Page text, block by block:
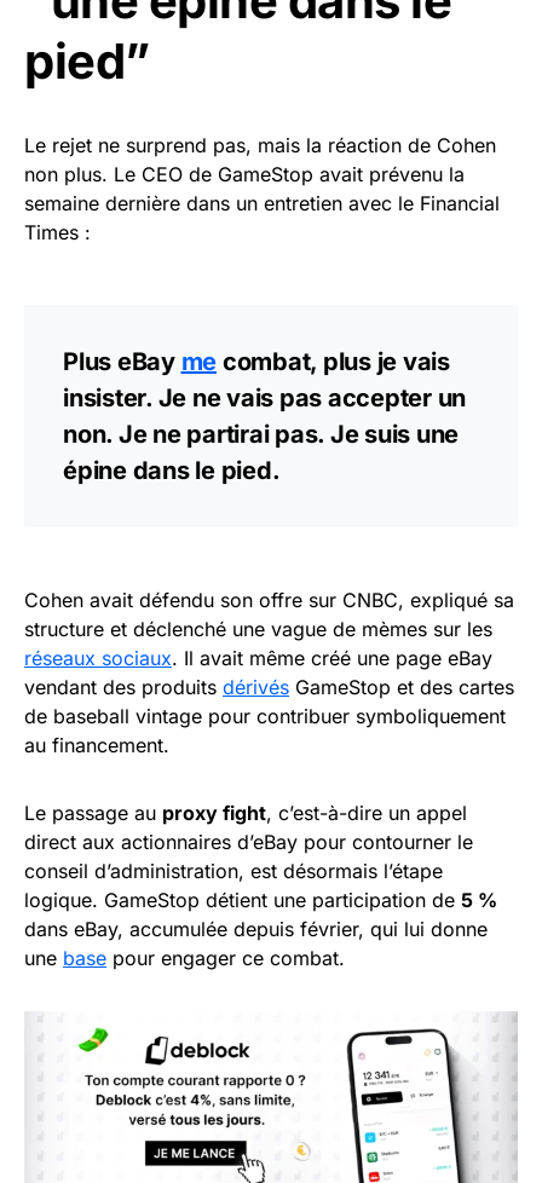
pied”
Le rejet ne surprend pas, mais la réaction de Cohen
non plus. Le CEO de GameStop avait prévenu la
semaine dernière dans un entretien avec le Financial
Times :
Plus eBay me combat, plus je vais
insister. Je ne vais pas accepter un
non. Je ne partirai pas. Je suis une
épine dans le pied.
Cohen avait défendu son offre sur CNBC, expliqué sa
structure et déclenché une vague de mèmes sur les
réseaux sociaux. Il avait même créé une page eBay
vendant des produits dérivés GameStop et des cartes
de baseball vintage pour contribuer symboliquement
au financement.
Le passage au proxy fight, c’est-à-dire un appel
direct aux actionnaires d’eBay pour contourner le
conseil d’administration, est désormais l’étape
logique. GameStop détient une participation de 5 %
dans eBay, accumulée depuis février, qui lui donne
une base pour engager ce combat.